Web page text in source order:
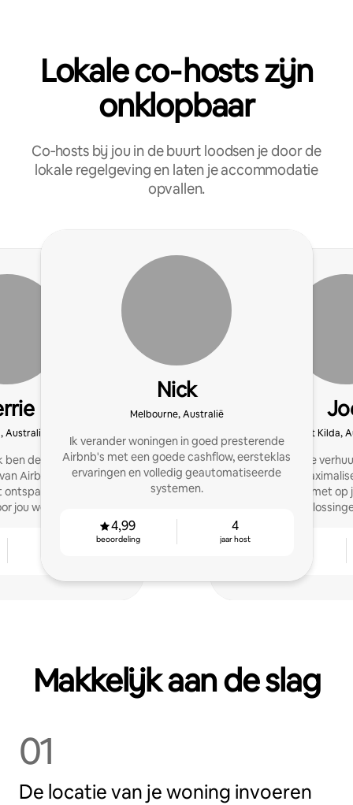
Lokale co‑hosts zijn
onklopbaar
Co‑hosts bij jou in de buurt loodsen je door de
lokale regelgeving en laten je accommodatie
opvallen.
Australië
ben de specialist voor
Airbnb die voor alles
terwijl je
jou werkt!
Nick
Melbourne, Australië
Ik verander woningen in goed presterende
Airbnb's met een goede cashflow, eersteklas
ervaringen en volledig geautomatiseerde
systemen.
4,99
beoordeling
4
jaar host
St Kilda,
Professionele
diensten.
vastgoed met
Makkelijk aan de slag
01
De locatie van je woning invoeren